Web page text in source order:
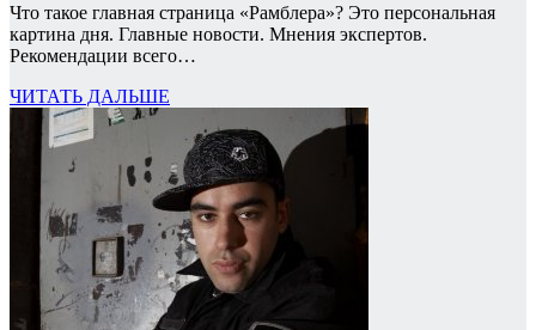
Что такое главная страница «Рамблера»? Это персональная
картина дня. Главные новости. Мнения экспертов.
Рекомендации всего…
ЧИТАТЬ ДАЛЬШЕ